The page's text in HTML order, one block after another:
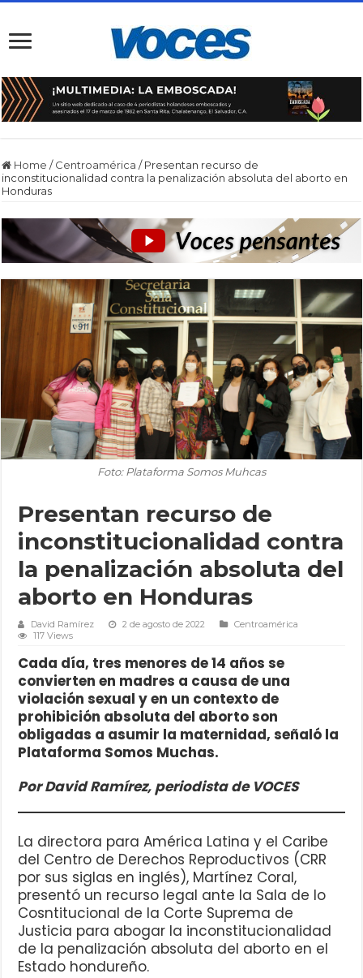
Home / Centroamérica / Presentan recurso de
inconstitucionalidad contra la penalización absoluta del aborto en
Honduras
Foto: Plataforma Somos Muhcas
Presentan recurso de
inconstitucionalidad contra
la penalización absoluta del
aborto en Honduras
David Ramírez 2 de agosto de 2022
Centroamérica
117 Views
Cada día, tres menores de 14 años se
convierten en madres a causa de una
violación sexual y en un contexto de
prohibición absoluta del aborto son
obligadas a asumir la maternidad, señaló la
Plataforma Somos Muchas.
Por David Ramírez, periodista de VOCES
La directora para América Latina y el Caribe
del Centro de Derechos Reproductivos (CRR
por sus siglas en inglés), Martínez Coral,
presentó un recurso legal ante la Sala de lo
Cosntitucional de la Corte Suprema de
Justicia para abogar la inconstitucionalidad
de la penalización absoluta del aborto en el
Estado hondureño.